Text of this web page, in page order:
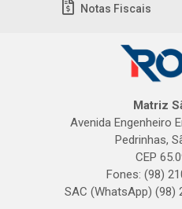
Notas Fiscais
Matriz
Avenida Engenheiro
Pedrinhas,
CEP
Fones: (98)
SAC (WhatsApp) (98)